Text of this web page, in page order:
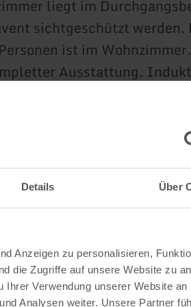
Details Über
Anzeigen zu personalisieren,
die Zugriffe auf unsere Website zu
Ihrer Verwendung unserer Website an
Analysen weiter. Unsere Partner
liegt im
sichtgeschützt werden.
ist im
Ausstattung.
besteht aus einem
Ein
Behaglichkeit bei.
Wohnung bietet einen
und kostenfreies WLAN.
Aufenthalt.